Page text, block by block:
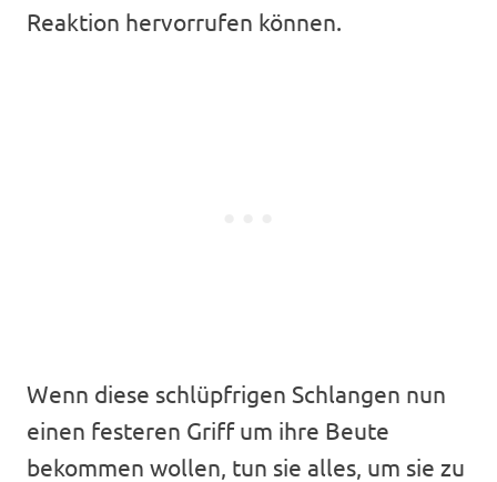
Reaktion hervorrufen können.
Wenn diese schlüpfrigen Schlangen nun
einen festeren Griff um ihre Beute
bekommen wollen, tun sie alles, um sie zu